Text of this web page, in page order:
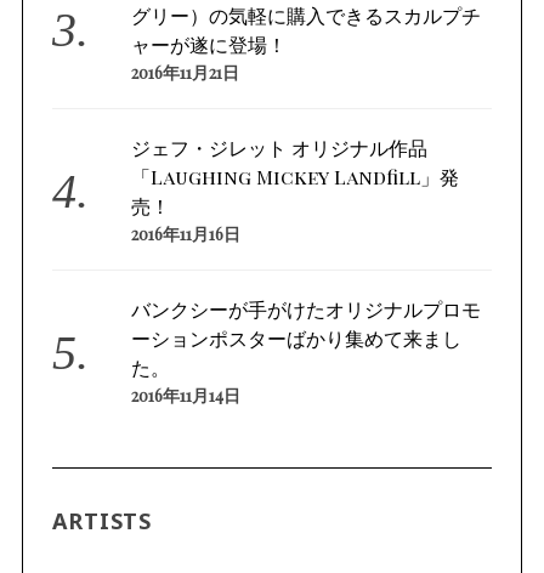
グリー）の気軽に購入できるスカルプチ
ャーが遂に登場！
2016年11月21日
ジェフ・ジレット オリジナル作品
「Laughing Mickey Landfill」発
売！
2016年11月16日
バンクシーが手がけたオリジナルプロモ
ーションポスターばかり集めて来まし
た。
2016年11月14日
ARTISTS